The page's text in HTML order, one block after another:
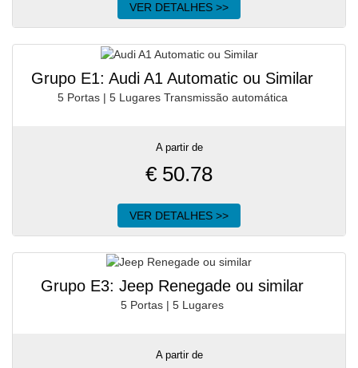
VER DETALHES >>
Grupo E1: Audi A1 Automatic ou Similar
5 Portas | 5 Lugares Transmissão automática
A partir de
€ 50.78
VER DETALHES >>
Grupo E3: Jeep Renegade ou similar
5 Portas | 5 Lugares
A partir de